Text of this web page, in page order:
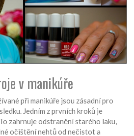
v manikúře
při manikúře jsou zásadní pro
Jedním z prvních kroků je
zahrnuje odstranění starého laku,
očištění nehtů od nečistot a